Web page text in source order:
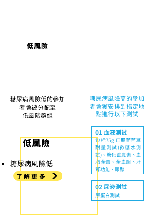
低風險
糖尿病風險低的參加
者會被分配至
低風險群組
糖尿病風險低
​低風險
了解更多
糖尿病​風險高的參加
者會獲安排到指定地
點進行以下測試
01 血液測試
包括75g 口服葡萄糖
耐量測試(飲糖水測
試)、糖化血紅素、血
脂全圖、全血圖、肝
腎功能、尿酸
02 尿液測試
尿蛋白測試